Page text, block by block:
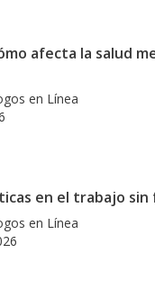
afecta la salud
en Línea
en el trabajo
en Línea